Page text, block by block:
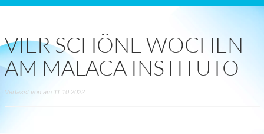
VIER SCHÖNE WOCHEN
AM MALACA INSTITUTO
Verfasst von am 11 10 2022